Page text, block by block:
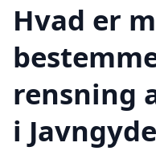
Hvad er
rensning
i